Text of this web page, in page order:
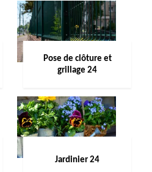
Pose de clôture et
grillage 24
Jardinier 24